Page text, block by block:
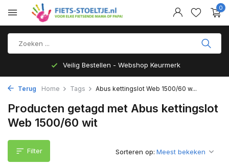
0
Veilig Bestellen - Webshop Keurmerk
Terug Home Tags Abus kettingslot Web 1500/60 w...
Producten getagd met Abus kettingslot
Web 1500/60 wit
Filter Sorteren op: